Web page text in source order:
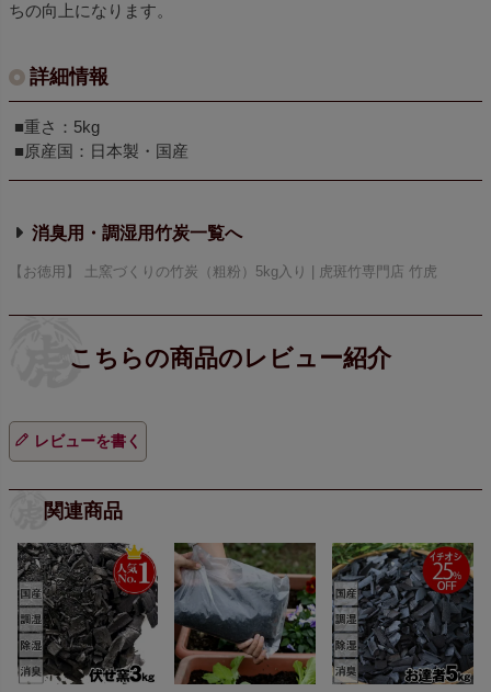
ちの向上になります。
詳細情報
■重さ：5kg
■原産国：日本製・国産
消臭用・調湿用竹炭
【お徳用】 土窯づくりの竹炭（粗粉）5kg入り | 虎斑竹専門店 竹虎
レビューを書く
関連商品